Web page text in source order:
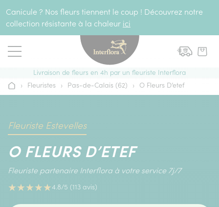
Canicule ? Nos fleurs tiennent le coup ! Découvrez notre
collection résistante à la chaleur ici
Livraison de fleurs en 4h par un fleuriste Interflora
Accueil
› Fleuristes › Pas-de-Calais (62) › O Fleurs D’etef
Fleuriste Estevelles
O FLEURS D’ETEF
Fleuriste partenaire Interflora à votre service 7j/7
★★★★★4.8/5 (113 avis)